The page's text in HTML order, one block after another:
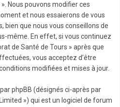
Nous pouvons modifier ces
et nous essaierons de vous
bien que nous vous conseillons de
même. En effet, si vous continuez
de Santé de Tours » après que
vous acceptez d’être
modifiées et mises à jour.
phpBB (désignés ci-après par
») qui est un logiciel de forum